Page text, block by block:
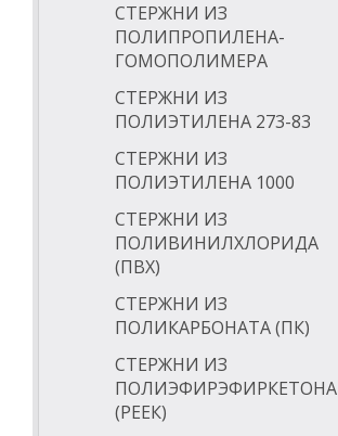
СТЕРЖНИ ИЗ
ПОЛИПРОПИЛЕНА-
ГОМОПОЛИМЕРА
СТЕРЖНИ ИЗ
ПОЛИЭТИЛЕНА 273-83
СТЕРЖНИ ИЗ
ПОЛИЭТИЛЕНА 1000
СТЕРЖНИ ИЗ
ПОЛИВИНИЛХЛОРИДА
(ПВХ)
СТЕРЖНИ ИЗ
ПОЛИКАРБОНАТА (ПК)
СТЕРЖНИ ИЗ
ПОЛИЭФИРЭФИРКЕТОНА
(РЕЕК)